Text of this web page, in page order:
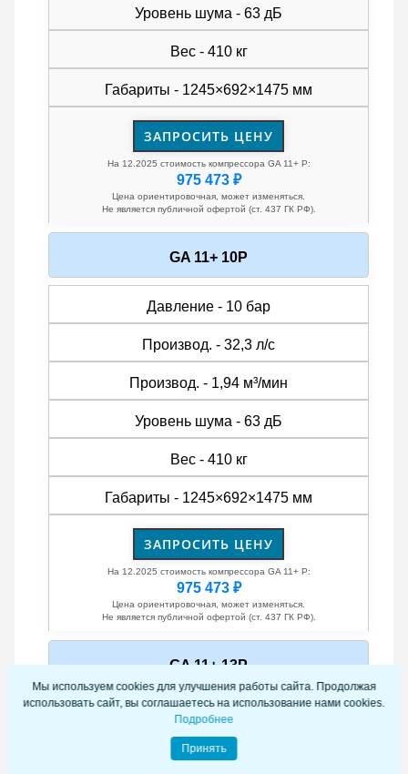
Уровень шума - 63 дБ
Вес - 410 кг
Габариты - 1245×692×1475 мм
ЗАПРОСИТЬ ЦЕНУ
На 12.2025 стоимость компрессора GA 11+ P:
975 473 ₽
Цена ориентировочная, может изменяться.
Не является публичной офертой (ст. 437 ГК РФ).
GA 11+ 10P
Давление - 10 бар
Производ. - 32,3 л/с
Производ. - 1,94 м³/мин
Уровень шума - 63 дБ
Вес - 410 кг
Габариты - 1245×692×1475 мм
ЗАПРОСИТЬ ЦЕНУ
На 12.2025 стоимость компрессора GA 11+ P:
975 473 ₽
Цена ориентировочная, может изменяться.
Не является публичной офертой (ст. 437 ГК РФ).
GA 11+ 13P
Давление - 13 бар
Производ. - 26,7 л/с
Мы используем cookies для улучшения работы сайта. Продолжая
использовать сайт, вы соглашаетесь на использование нами cookies.
Подробнее
Принять